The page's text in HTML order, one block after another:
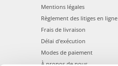
Mentions légales
Règlement des litiges en ligne
Frais de livraison
Délai d'exécution
Modes de paiement
À propos de nous